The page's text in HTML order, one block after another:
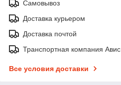
Самовывоз
Доставка курьером
Доставка почтой
Транспортная компания Авис
Все условия доставки